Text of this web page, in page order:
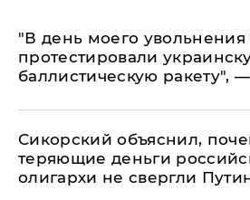
​"В день моего
протестировали
баллистическую ракету",
Сикорский объяснил,
теряющие деньги
олигархи не свергли